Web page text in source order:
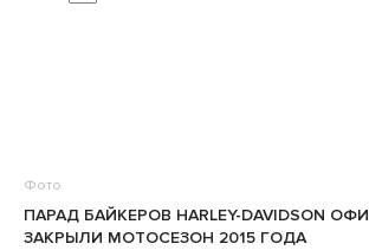
Фото
ПАРАД БАЙКЕРОВ HARLEY-DAVIDSON
ЗАКРЫЛИ МОТОСЕЗОН 2015 ГОДА